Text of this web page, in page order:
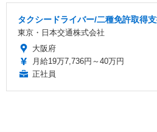
タクシードライバー/二種免許取得
東京・日本交通株式会社
大阪府
月給19万7,736円～40万円
正社員